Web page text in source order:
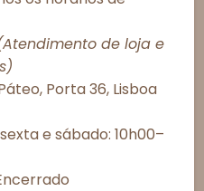
de Cookies
utilizamos tecnologias
acessar informações do
de navegação ou IDs únicos
do consentimento podem
recursos e funções.
de ao menos 48h. Pode
no LX Factory, ou
nos concelhos de
Odivelas, Loures,
de loja e
Porta 36, Lisboa
e sábado: 10h00–